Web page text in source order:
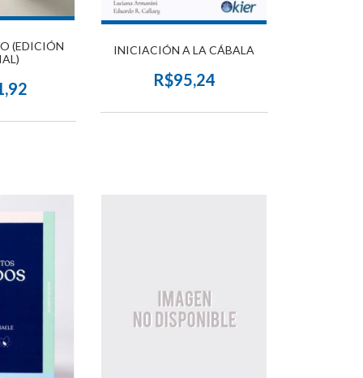
(EDICIÓN
INICIACIÓN A LA CÁBALA
R$95,24